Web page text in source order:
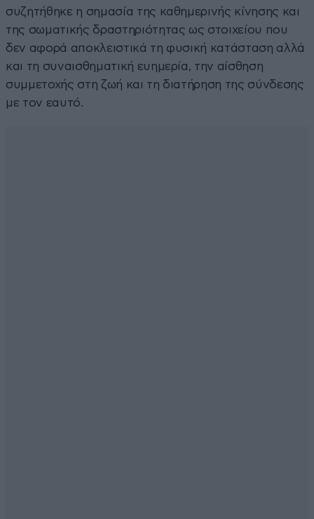
συζητήθηκε η σημασία της καθημερινής κίνησης και
της σωματικής δραστηριότητας ως στοιχείου που
δεν αφορά αποκλειστικά τη φυσική κατάσταση αλλά
και τη συναισθηματική ευημερία, την αίσθηση
συμμετοχής στη ζωή και τη διατήρηση της σύνδεσης
με τον εαυτό.